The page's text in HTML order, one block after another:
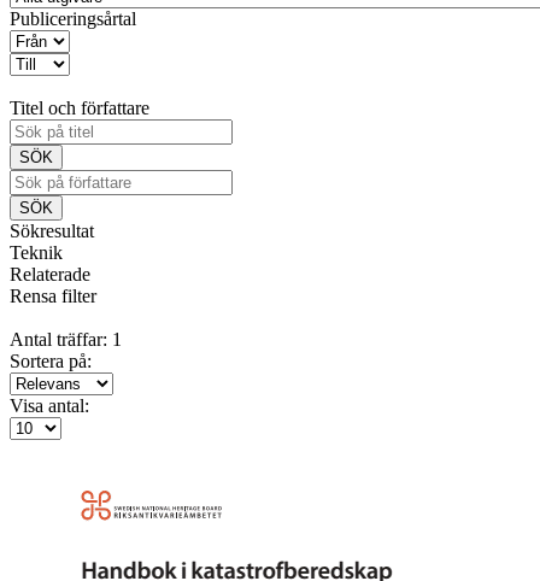
Publiceringsårtal
Titel och författare
Sökresultat
Teknik
Relaterade
Rensa filter
Antal träffar: 1
Sortera på:
Visa antal: